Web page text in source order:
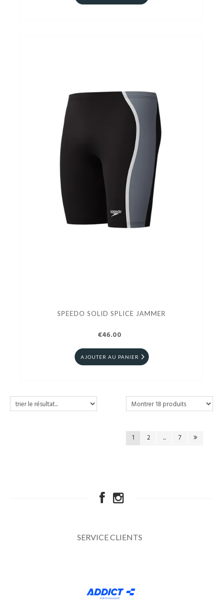
SPEEDO SOLID SPLICE JAMMER
€46.00
AJOUTER AU PANIER
1 2 ... 7
SERVICE CLIENTS